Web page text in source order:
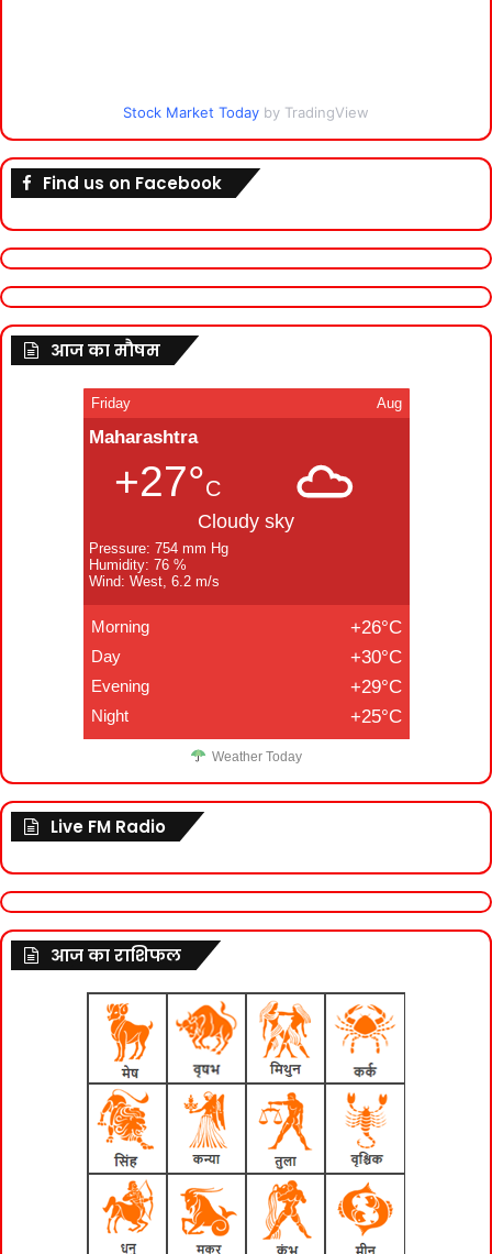
Stock Market Today by TradingView
Find us on Facebook
आज का मौषम
Friday Aug
Maharashtra
+27°C
Cloudy sky
Pressure: 754 mm Hg
Humidity: 76 %
Wind: West, 6.2 m/s
Morning +26°C
Day +30°C
Evening +29°C
Night +25°C
Weather Today
Live FM Radio
आज का राशिफल